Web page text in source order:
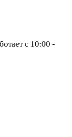
с 10:00 -